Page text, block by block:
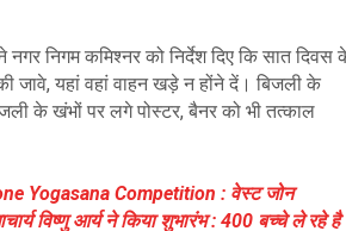
निगम कमिश्नर को निर्देश दिए कि सात दिवस
जावे, यहां वहां वाहन खड़े न होंने दें। बिजली के
के खंभों पर लगे पोस्टर, बैनर को भी तत्काल
Yogasana Competition : वेस्ट जोन
विष्णु आर्य ने किया शुभारंभ : 400 बच्चे ले रहे है